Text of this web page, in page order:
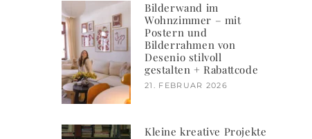
Bilderwand im
Wohnzimmer – mit
Postern und
Bilderrahmen von
Desenio stilvoll
gestalten + Rabattcode
21. FEBRUAR 2026
Kleine kreative Projekte